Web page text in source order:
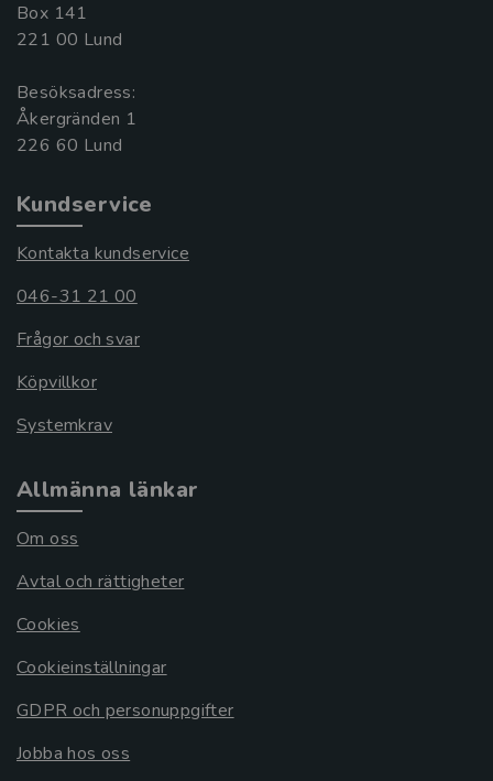
Box 141
221 00 Lund
Besöksadress:
Åkergränden 1
Kundservice
Kontakta kundservice
046-31 21 00
Frågor och svar
Köpvillkor
Systemkrav
Allmänna länkar
Om oss
Avtal och rättigheter
Cookies
Cookieinställningar
GDPR och personuppgifter
Jobba hos oss